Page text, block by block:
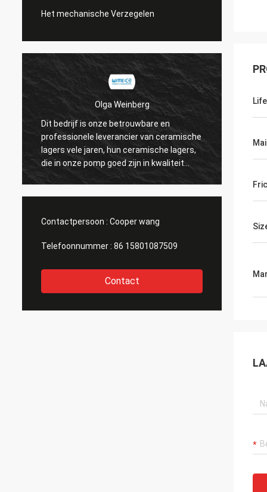
Het mechanische Verzegelen
Olga Weinberg
Dit bedrijf is onze betrouwbare en
professionele leverancier van ceramische
lagers vele jaren, hun ceramische lagers,
die in onze pomp goed zijn in kwaliteit
worden gebruikt.
Contactpersoon : Cooper wang
Telefoonnummer : 86 15801087509
Contact